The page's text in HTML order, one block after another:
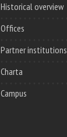
Historical overview
Offices
Partner institutions
Charta
Campus